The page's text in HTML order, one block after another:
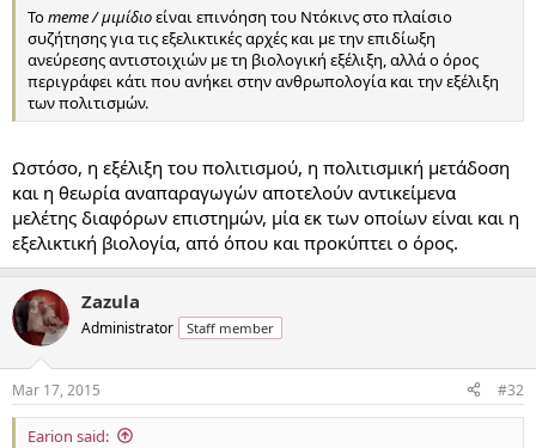
Τοmeme / μιμίδιοείναι επινόηση του Ντόκινς στο πλαίσιο
συζήτησης για τις εξελικτικές αρχές και με την επιδίωξη
ανεύρεσης αντιστοιχιών με τη βιολογική εξέλιξη, αλλά ο όρος
περιγράφει κάτι που ανήκει στην ανθρωπολογία και την εξέλιξη
των πολιτισμών.
Ωστόσο, η εξέλιξη του πολιτισμού, η πολιτισμική μετάδοση
και η θεωρία αναπαραγωγών αποτελούν αντικείμενα
μελέτης διαφόρων επιστημών, μία εκ των οποίων είναι και η
εξελικτική βιολογία, από όπου και προκύπτει ο όρος.
Zazula
Administrator Staff member
Mar 17, 2015 #32
Earion said: